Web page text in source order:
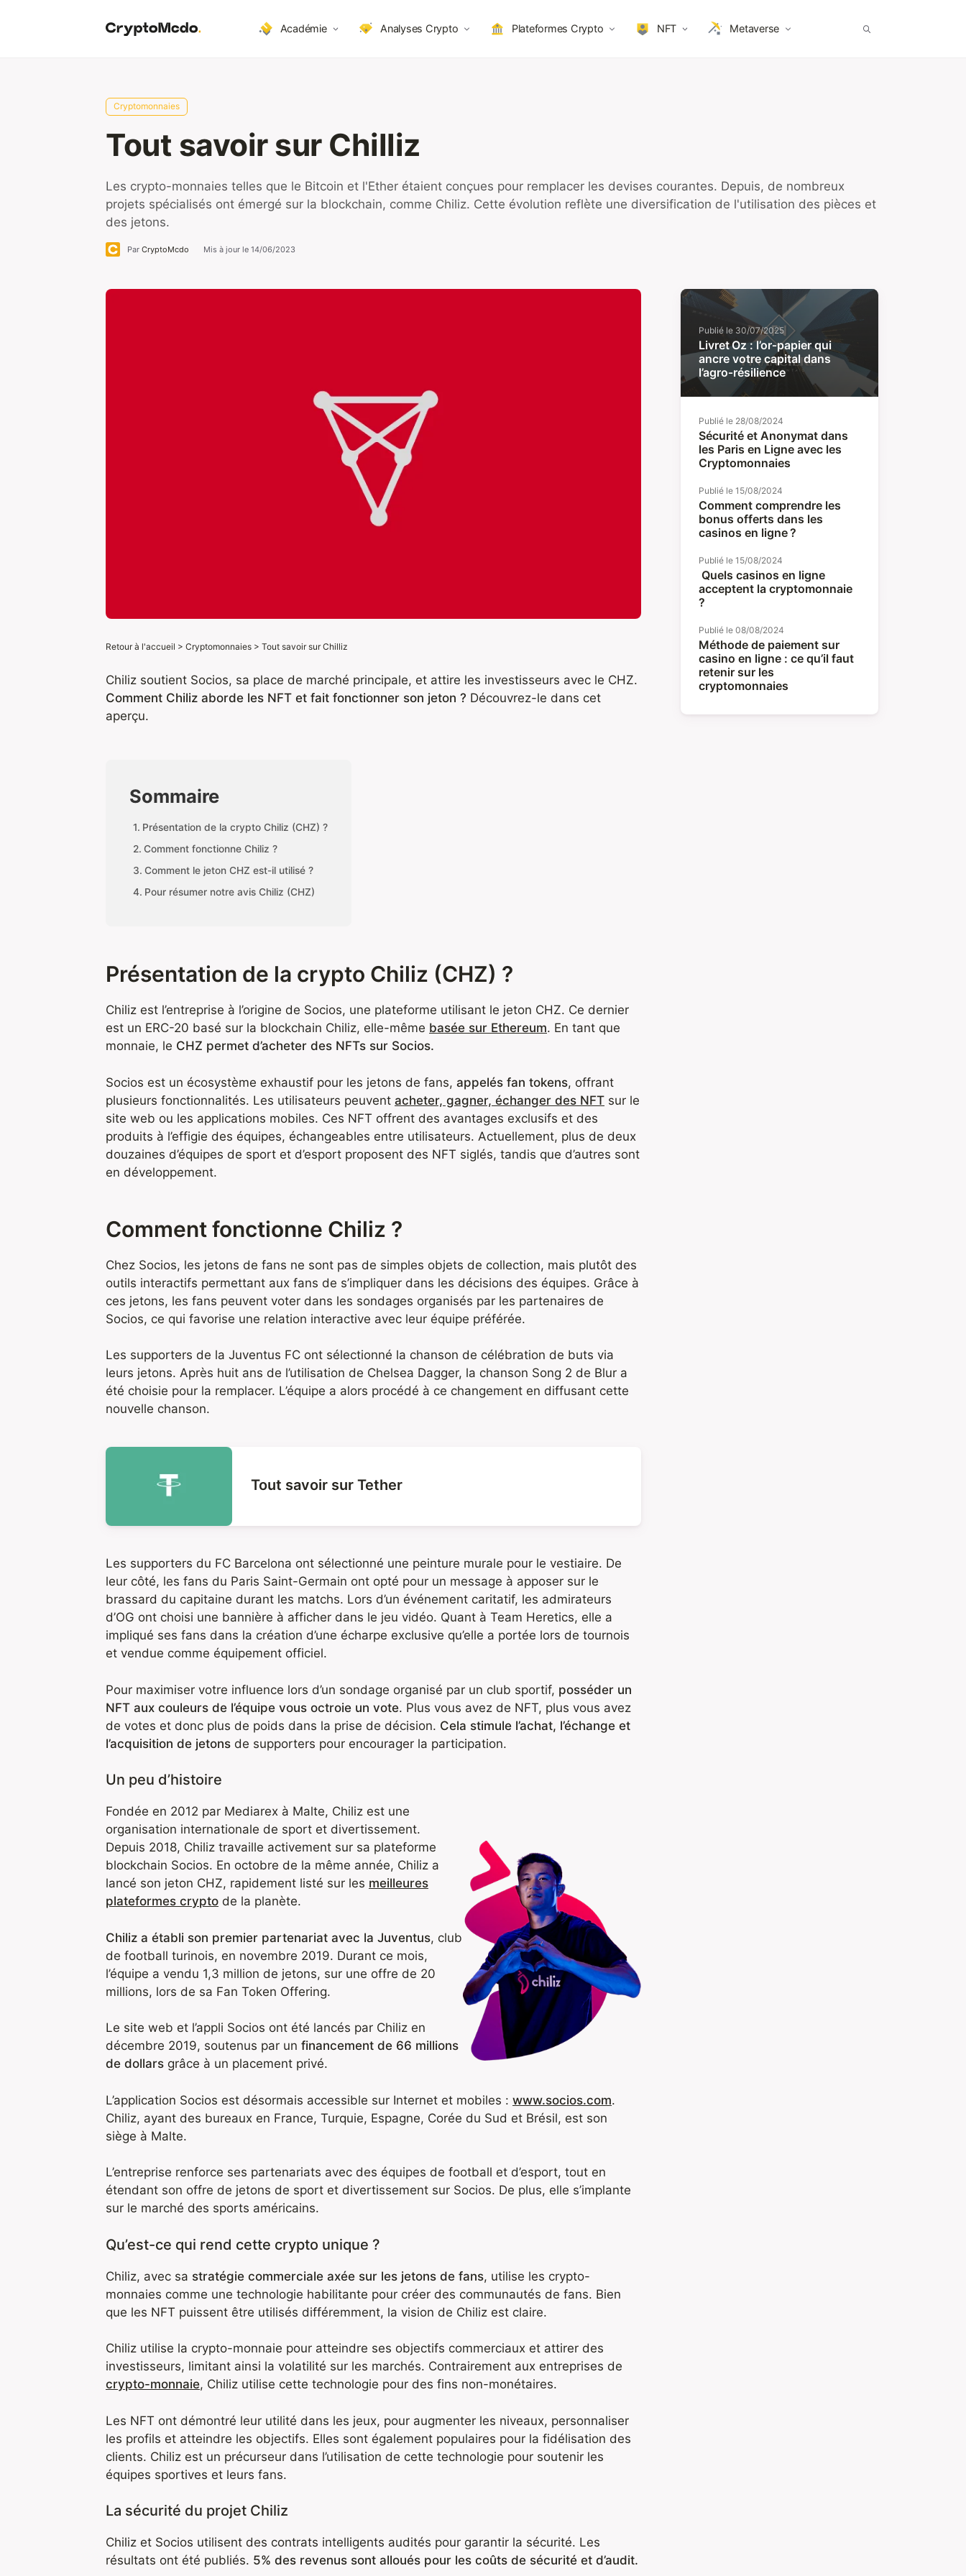
Académie Analyses Crypto Plateformes Crypto NFT Metaverse
Cryptomonnaies
Tout savoir sur Chilliz
Les crypto-monnaies telles que le Bitcoin et l'Ether étaient conçues pour remplacer les devises courantes. Depuis, de nombreux
projets spécialisés ont émergé sur la blockchain, comme Chiliz. Cette évolution reflète une diversification de l'utilisation des pièces et
des jetons.
Par CryptoMcdo Mis à jour le 14/06/2023
Retour à l'accueil > Cryptomonnaies > Tout savoir sur Chilliz
Chiliz soutient Socios, sa place de marché principale, et attire les investisseurs avec le CHZ.
Comment Chiliz aborde les NFT et fait fonctionner son jeton ? Découvrez-le dans cet
aperçu.
Sommaire
Présentation de la crypto Chiliz (CHZ) ?
Comment fonctionne Chiliz ?
Comment le jeton CHZ est-il utilisé ?
Pour résumer notre avis Chiliz (CHZ)
Présentation de la crypto Chiliz (CHZ) ?
Chiliz est l’entreprise à l’origine de Socios, une plateforme utilisant le jeton CHZ. Ce dernier
est un ERC-20 basé sur la blockchain Chiliz, elle-même basée sur Ethereum. En tant que
monnaie, le CHZ permet d’acheter des NFTs sur Socios.
Socios est un écosystème exhaustif pour les jetons de fans, appelés fan tokens, offrant
plusieurs fonctionnalités. Les utilisateurs peuvent acheter, gagner, échanger des NFT sur le
site web ou les applications mobiles. Ces NFT offrent des avantages exclusifs et des
produits à l’effigie des équipes, échangeables entre utilisateurs. Actuellement, plus de deux
douzaines d’équipes de sport et d’esport proposent des NFT siglés, tandis que d’autres sont
en développement.
Comment fonctionne Chiliz ?
Chez Socios, les jetons de fans ne sont pas de simples objets de collection, mais plutôt des
outils interactifs permettant aux fans de s’impliquer dans les décisions des équipes. Grâce à
ces jetons, les fans peuvent voter dans les sondages organisés par les partenaires de
Socios, ce qui favorise une relation interactive avec leur équipe préférée.
Les supporters de la Juventus FC ont sélectionné la chanson de célébration de buts via
leurs jetons. Après huit ans de l’utilisation de Chelsea Dagger, la chanson Song 2 de Blur a
été choisie pour la remplacer. L’équipe a alors procédé à ce changement en diffusant cette
nouvelle chanson.
Tout savoir sur Tether
Les supporters du FC Barcelona ont sélectionné une peinture murale pour le vestiaire. De
leur côté, les fans du Paris Saint-Germain ont opté pour un message à apposer sur le
brassard du capitaine durant les matchs. Lors d’un événement caritatif, les admirateurs
d’OG ont choisi une bannière à afficher dans le jeu vidéo. Quant à Team Heretics, elle a
impliqué ses fans dans la création d’une écharpe exclusive qu’elle a portée lors de tournois
et vendue comme équipement officiel.
Pour maximiser votre influence lors d’un sondage organisé par un club sportif, posséder un
NFT aux couleurs de l’équipe vous octroie un vote. Plus vous avez de NFT, plus vous avez
de votes et donc plus de poids dans la prise de décision. Cela stimule l’achat, l’échange et
l’acquisition de jetons de supporters pour encourager la participation.
Un peu d’histoire
Fondée en 2012 par Mediarex à Malte, Chiliz est une
organisation internationale de sport et divertissement.
Depuis 2018, Chiliz travaille activement sur sa plateforme
blockchain Socios. En octobre de la même année, Chiliz a
lancé son jeton CHZ, rapidement listé sur les meilleures
plateformes crypto de la planète.
Chiliz a établi son premier partenariat avec la Juventus, club
de football turinois, en novembre 2019. Durant ce mois,
l’équipe a vendu 1,3 million de jetons, sur une offre de 20
millions, lors de sa Fan Token Offering.
Le site web et l’appli Socios ont été lancés par Chiliz en
décembre 2019, soutenus par un financement de 66 millions
de dollars grâce à un placement privé.
L’application Socios est désormais accessible sur Internet et mobiles : www.socios.com.
Chiliz, ayant des bureaux en France, Turquie, Espagne, Corée du Sud et Brésil, est son
siège à Malte.
L’entreprise renforce ses partenariats avec des équipes de football et d’esport, tout en
étendant son offre de jetons de sport et divertissement sur Socios. De plus, elle s’implante
sur le marché des sports américains.
Qu’est-ce qui rend cette crypto unique ?
Chiliz, avec sa stratégie commerciale axée sur les jetons de fans, utilise les crypto-
monnaies comme une technologie habilitante pour créer des communautés de fans. Bien
que les NFT puissent être utilisés différemment, la vision de Chiliz est claire.
Chiliz utilise la crypto-monnaie pour atteindre ses objectifs commerciaux et attirer des
investisseurs, limitant ainsi la volatilité sur les marchés. Contrairement aux entreprises de
crypto-monnaie, Chiliz utilise cette technologie pour des fins non-monétaires.
Les NFT ont démontré leur utilité dans les jeux, pour augmenter les niveaux, personnaliser
les profils et atteindre les objectifs. Elles sont également populaires pour la fidélisation des
clients. Chiliz est un précurseur dans l’utilisation de cette technologie pour soutenir les
équipes sportives et leurs fans.
La sécurité du projet Chiliz
Chiliz et Socios utilisent des contrats intelligents audités pour garantir la sécurité. Les
résultats ont été publiés. 5% des revenus sont alloués pour les coûts de sécurité et d’audit.
Publié le 30/07/2025
Livret Oz : l’or‑papier qui
ancre votre capital dans
l’agro‑résilience
Publié le 28/08/2024
Sécurité et Anonymat dans
les Paris en Ligne avec les
Cryptomonnaies
Publié le 15/08/2024
Comment comprendre les
bonus offerts dans les
casinos en ligne ?
Publié le 15/08/2024
Quels casinos en ligne
acceptent la cryptomonnaie
?
Publié le 08/08/2024
Méthode de paiement sur
casino en ligne : ce qu’il faut
retenir sur les
cryptomonnaies